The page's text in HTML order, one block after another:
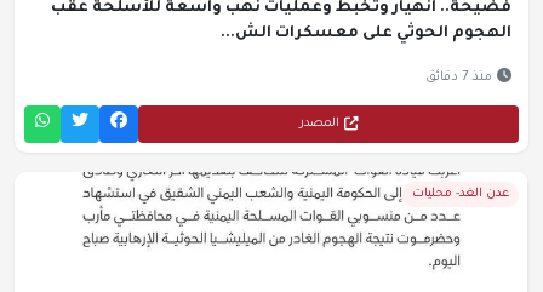
فضيحة.. انهيار وتخبط وعمليات نهب واسعة للأسلحة عقب
الهجوم الحوثي على معسكرات الش...
منذ 7 دقائق
المصدر
عدن الغد- محليات